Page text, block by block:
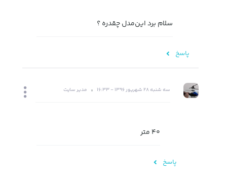
سلام برد این‌مدل چقدره ؟
پاسخ
سه شنبه 28 شهریور 1396 - 16:33 مدیر سایت
40 متر
پاسخ